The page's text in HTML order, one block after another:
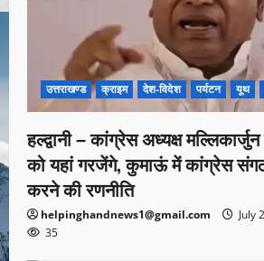
उत्तराखण्ड क्राइम देश-विदेश पर्यटन यूथ
हल्द्वानी – कांग्रेस अध्यक्ष
को यहां गरजेंगे, कुमाऊं में कांग्रेस
करने की रणनीति
helpinghandnews1@gmail.com July
35